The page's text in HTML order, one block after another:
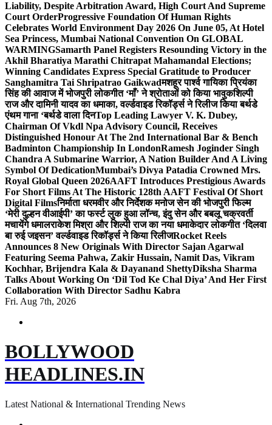
Liability, Despite Arbitration Award, High Court And Supreme
Court OrderProgressive Foundation Of Human Rights
Celebrates World Environment Day 2026 On June 05, At Hotel
Sea Princess, Mumbai National Convention On GLOBAL
WARMINGSamarth Panel Registers Resounding Victory in the
Akhil Bharatiya Marathi Chitrapat Mahamandal Elections;
Winning Candidates Express Special Gratitude to Producer
Sanghamitra Tai Shripatrao Gaikwadमशहूर पार्श्व गायिका प्रियंका
सिंह की आवाज में भोजपुरी लोकगीत ‘माँ’ ने श्रोताओं को किया भावुकशिल्पी
राज और दामिनी यादव का धमाका, वर्ल्डवाइड रिकॉर्ड्स ने रिलीज किया बर्थडे
एंथम गाना ‘बर्थडे वाला दिनTop Leading Lawyer V. K. Dubey,
Chairman Of Vkdl Npa Advisory Council, Receives
Distinguished Honour At The 2nd International Bar & Bench
Badminton Championship In LondonRamesh Joginder Singh
Chandra A Submarine Warrior, A Nation Builder And A Living
Symbol Of DedicationMumbai’s Divya Patadia Crowned Mrs.
Royal Global Queen 2026AAFT Introduces Prestigious Awards
For Short Films At The Historic 128th AAFT Festival Of Short
Digital Filmsनिर्माता धरमवीर और निर्देशक मनोज सेन की भोजपुरी फिल्म
‘मेरी दुल्हन वीआईपी’ का फर्स्ट लुक हुआ लॉन्च, इंदु सेन और बबलू चक्रवर्ती
मचायेंगे धमालराकेश मिश्रा और शिल्पी राज का नया धमाकेदार लोकगीत ‘दिलवा
बा रुई जइसन’ वर्ल्डवाइड रिकॉर्ड्स ने किया रिलीजRocket Reels
Announces 8 New Originals With Director Sajan Agarwal
Featuring Seema Pahwa, Zakir Hussain, Namit Das, Vikram
Kochhar, Brijendra Kala & Dayanand ShettyDiksha Sharma
Talks About Working On ‘Dil Tod Ke Chal Diya’ And Her First
Collaboration With Director Sadhu Kabra
Fri. Aug 7th, 2026
BOLLYWOOD
HEADLINES.IN
Latest National & International Trending News